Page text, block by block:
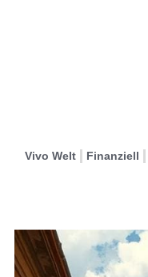
Vivo Welt Finanziell